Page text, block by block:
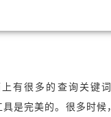
有很多的查询关键
是完美的。很多时候